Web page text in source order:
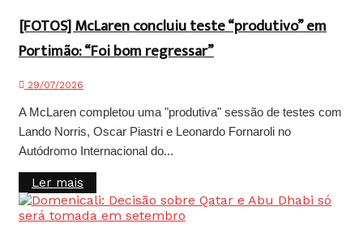
[FOTOS] McLaren concluiu teste “produtivo” em
Portimão: “Foi bom regressar”
29/07/2026
A McLaren completou uma "produtiva" sessão de testes com
Lando Norris, Oscar Piastri e Leonardo Fornaroli no
Autódromo Internacional do...
Ler mais